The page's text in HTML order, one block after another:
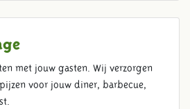
met jouw gasten. Wij verzorgen
voor jouw diner, barbecue,